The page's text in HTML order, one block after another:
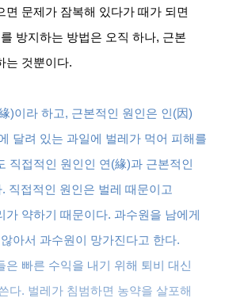
면 문제가 잠복해 있다가 때가 되면
방지하는 방법은 오직 하나, 근본
는 것뿐이다.
)이라 하고, 근본적인 원인은 인 (因)
달려 있는 과일에 벌레가 먹어 피해를
직접적인 원인인 연 (緣)과 근본적인
. 직접적인 원인은 벌레 때문이고
가 약하기 때문이다.과수원을 남에게
아서 과수원이 망가진다고 한다.
은 빠른 수익을 내기 위해 퇴비 대신
다. 벌레가 침범하면 농약을 살포해